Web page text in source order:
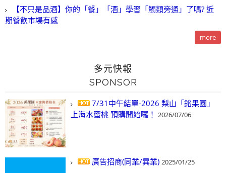
【不只是品酒】你的「餐」「酒」學習「觸類旁通」了嗎? 近
期餐飲市場有感
more
多元快報
SPONSOR
7/31中午結單-2026 梨山「銘果園」
上海水蜜桃 預購開始囉！ 2026/07/06
廣告招商(同業/異業) 2025/01/25